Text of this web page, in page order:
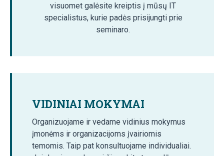
visuomet galėsite kreiptis į mūsų IT
specialistus, kurie padės prisijungti prie
seminaro.
VIDINIAI MOKYMAI
Organizuojame ir vedame vidinius mokymus
įmonėms ir organizacijoms įvairiomis
temomis. Taip pat konsultuojame individualiai.